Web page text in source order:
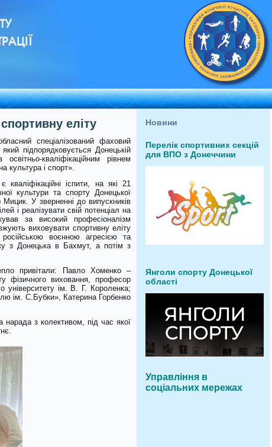
еліту
спеціалізований фаховий
підпорядковується Донецькій
кваліфікаційним рівнем
культура і спорт».
іспити, на які 21
культури та спорту Донецької
Мицик. У зверненні до випускників
і реалізувати свій потенціал на
за високий професіоналізм
виховувати спортивну еліту
воєнною агресією та
з Донецька в Бахмут, а потім з
привітали: Павло Хоменко –
фізичного виховання, професор
університету ім. В. Г. Короленка;
ім. С.Бубки», Катерина Горбенко
з колективом, під час якої
Новини
Перелік спортивних секцій
для ВПО з Донеччини
Янголи спорту Донецької
області
Управління в
соціальних мережах